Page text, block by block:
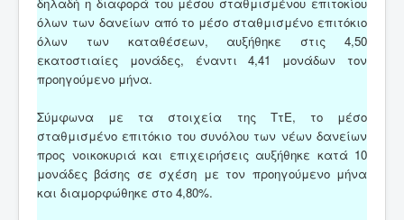
όλων των δανείων από το μέσο σταθμισμένο επιτόκιο
όλων των καταθέσεων, αυξήθηκε στις 4,50
εκατοστιαίες μονάδες, έναντι 4,41 μονάδων τον
προηγούμενο μήνα.
Σύμφωνα με τα στοιχεία της ΤτΕ, το μέσο
σταθμισμένο επιτόκιο του συνόλου των νέων δανείων
προς νοικοκυριά και επιχειρήσεις αυξήθηκε κατά 10
μονάδες βάσης σε σχέση με τον προηγούμενο μήνα
και διαμορφώθηκε στο 4,80%.